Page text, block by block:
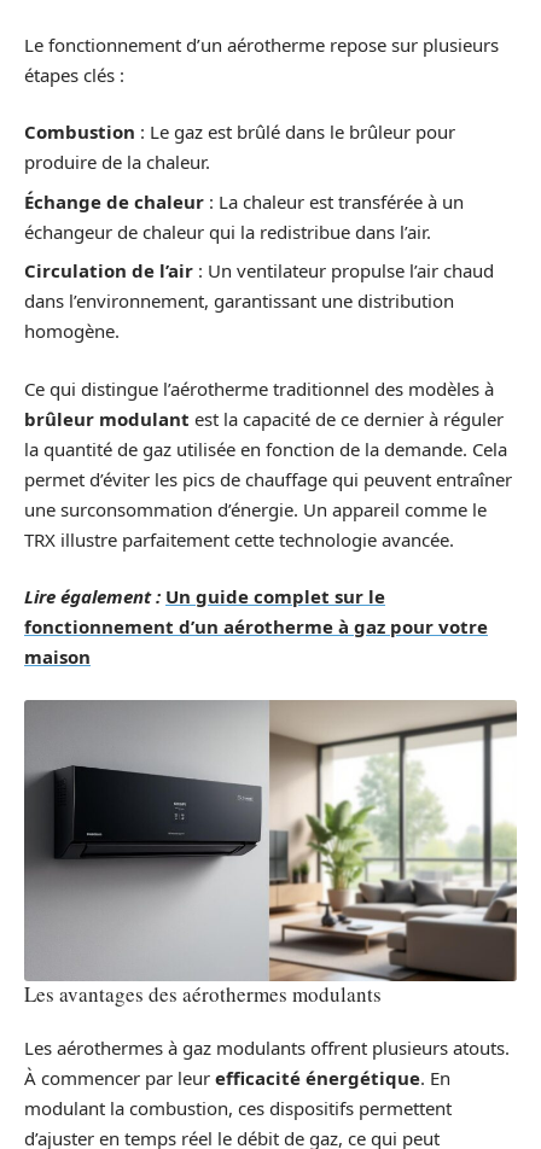
Le fonctionnement d’un aérotherme repose sur plusieurs
étapes clés :
Combustion : Le gaz est brûlé dans le brûleur pour
produire de la chaleur.
Échange de chaleur : La chaleur est transférée à un
échangeur de chaleur qui la redistribue dans l’air.
Circulation de l’air : Un ventilateur propulse l’air chaud
dans l’environnement, garantissant une distribution
homogène.
Ce qui distingue l’aérotherme traditionnel des modèles à
brûleur modulant est la capacité de ce dernier à réguler
la quantité de gaz utilisée en fonction de la demande. Cela
permet d’éviter les pics de chauffage qui peuvent entraîner
une surconsommation d’énergie. Un appareil comme le
TRX illustre parfaitement cette technologie avancée.
Lire également : Un guide complet sur le
fonctionnement d’un aérotherme à gaz pour votre
maison
Les avantages des aérothermes modulants
Les aérothermes à gaz modulants offrent plusieurs atouts.
À commencer par leur efficacité énergétique. En
modulant la combustion, ces dispositifs permettent
d’ajuster en temps réel le débit de gaz, ce qui peut